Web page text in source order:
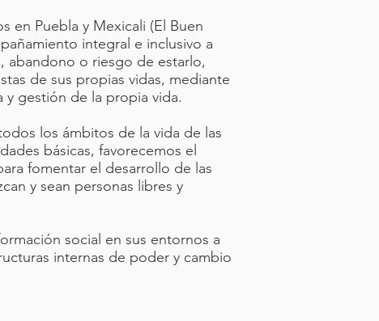
en Puebla y Mexicali (El Buen
integral e inclusivo a
abandono o riesgo de estarlo,
de sus propias vidas, mediante
gestión de la propia vida.
los ámbitos de la vida de las
básicas, favorecemos el
fomentar el desarrollo de las
y sean personas libres y
social en sus entornos a
internas de poder y cambio